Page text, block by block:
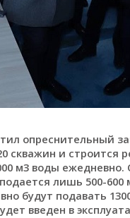
опреснительный
и строится
м3 воды
лишь 500-600
будут подавать
введен в